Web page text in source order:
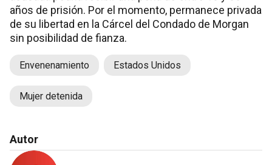
años de prisión. Por el momento, permanece privada
de su libertad en la Cárcel del Condado de Morgan
sin posibilidad de fianza.
Envenenamiento Estados Unidos
Mujer detenida
Autor